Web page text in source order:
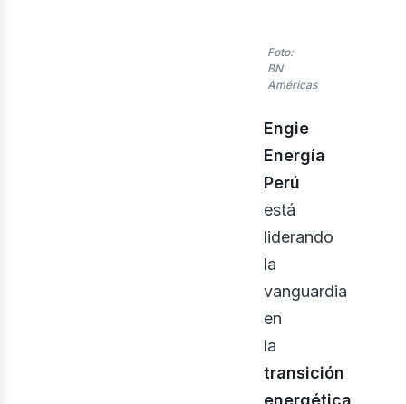
Foto:
BN
Américas
Engie
Energía
Perú
está
liderando
la
vanguardia
en
la
transición
energética